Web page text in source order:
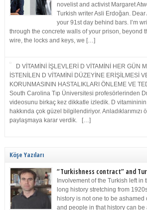
novelist and activist Margaret
Turkish writer Asli Erdoğan.
your 91st day behind bars. I’m
through the concrete walls of your prison, beyond
wire, the locks and keys, we […]
D VİTAMİNİ İŞLEVLERİ D VİTAMİNİ HER GÜN
İSTENİLEN D VİTAMİNİ DÜZEYİNE ERİŞİLMESİ
KORUNMASININ HASTALIKLARI ÖNLEME VE
South Carolina Tıp Üniversitesi profesörlerinden
videosunu birkaç kez dikkatle izledik. D
hakkında çok güzel bilgilendiriyor. Anladıklarımızı
paylaşmaya karar verdik. […]
Köşe Yazıları
“Turkishness contract” and
Involvement of the Turkish left in
long history stretching from
history is not one to be ashamed
and people in that history can